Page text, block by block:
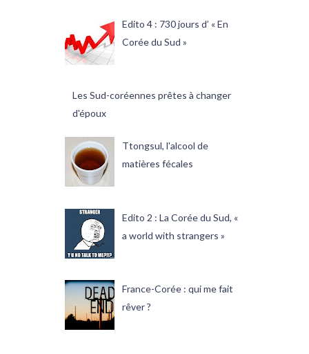
Edito 4 : 730 jours d’ « En
Corée du Sud »
Les Sud-coréennes prêtes à changer
d'époux
Ttongsul, l'alcool de
matières fécales
Edito 2 : La Corée du Sud, «
a world with strangers »
France-Corée : qui me fait
rêver ?